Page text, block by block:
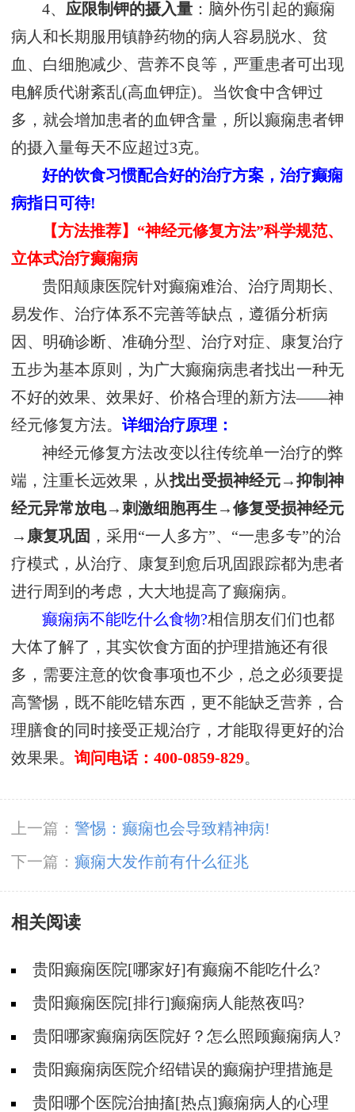
4、 应限制钾的摄入量 ：脑外伤引起的癫痫
病人和长期服用镇静药物的病人容易脱水、贫
血、白细胞减少、营养不良等，严重患者可出现
电解质代谢紊乱(高血钾症)。当饮食中含钾过
多，就会增加患者的血钾含量，所以癫痫患者钾
的摄入量每天不应超过3克。
好的饮食习惯配合好的治疗方案，治疗癫痫
病指日可待!
【方法推荐】“神经元修复方法”科学规范、
立体式治疗癫痫病
贵阳颠康医院针对癫痫难治、治疗周期长、
易发作、治疗体系不完善等缺点，遵循分析病
因、明确诊断、准确分型、治疗对症、康复治疗
五步为基本原则，为广大癫痫病患者找出一种无
不好的效果、效果好、价格合理的新方法——神
经元修复方法。 详细治疗原理：
神经元修复方法改变以往传统单一治疗的弊
端，注重长远效果，从找出受损神经元→抑制神
经元异常放电→刺激细胞再生→修复受损神经元
→康复巩固 ，采用“一人多方”、“一患多专”的治
疗模式，从治疗、康复到愈后巩固跟踪都为患者
进行周到的考虑，大大地提高了癫痫病。
癫痫病不能吃什么食物?相信朋友们们也都
大体了解了，其实饮食方面的护理措施还有很
多，需要注意的饮食事项也不少，总之必须要提
高警惕，既不能吃错东西，更不能缺乏营养，合
理膳食的同时接受正规治疗，才能取得更好的治
效果果。 询问电话：400-0859-829。
上一篇： 警惕：癫痫也会导致精神病!
下一篇： 癫痫大发作前有什么征兆
相关阅读
贵阳癫痫医院[哪家好]有癫痫不能吃什么?
贵阳癫痫医院[排行]癫痫病人能熬夜吗?
贵阳哪家癫痫病医院好？怎么照顾癫痫病人?
贵阳癫痫病医院介绍错误的癫痫护理措施是
哪些？
贵阳哪个医院治抽搐[热点]癫痫病人的心理